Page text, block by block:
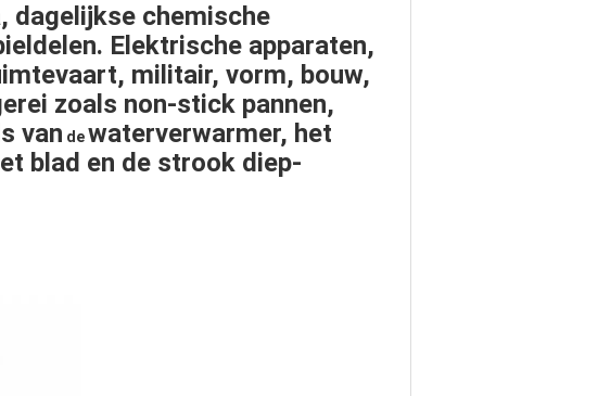
, dagelijkse chemische
. Elektrische apparaten,
militair, vorm, bouw,
zoals non-stick pannen,
van dewaterverwarmer, het
blad en de strook diep-